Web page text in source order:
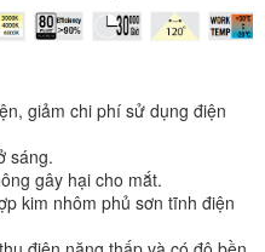
giảm chi phí sử dụng điện
sáng.
gây hại cho mắt.
kim nhôm phủ sơn tĩnh điện